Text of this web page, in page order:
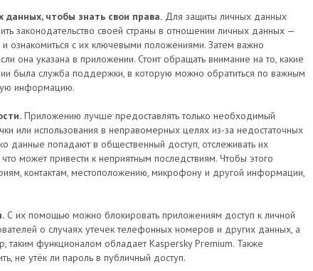
данных, чтобы знать свои права. Для защиты личных данных
законодательство своей страны в отношении личных данных —
ознакомиться с их ключевыми положениями. Затем важно
она указана в приложении. Стоит обращать внимание на то, какие
была служба поддержки, в которую можно обратиться по важным
информацию.
Приложению лучше предоставлять только необходимый
или использования в неправомерных целях из-за недостаточных
данные попадают в общественный доступ, отслеживать их
может привести к неприятным последствиям. Чтобы этого
контактам, местоположению, микрофону и другой информации,
С их помощью можно блокировать приложениям доступ к личной
о случаях утечек телефонных номеров и других данных, а
функционалом обладает Kaspersky Premium. Также
не утёк ли пароль в публичный доступ.